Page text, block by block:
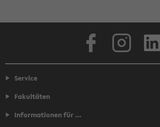
Service
Fakultäten
Informationen für ...